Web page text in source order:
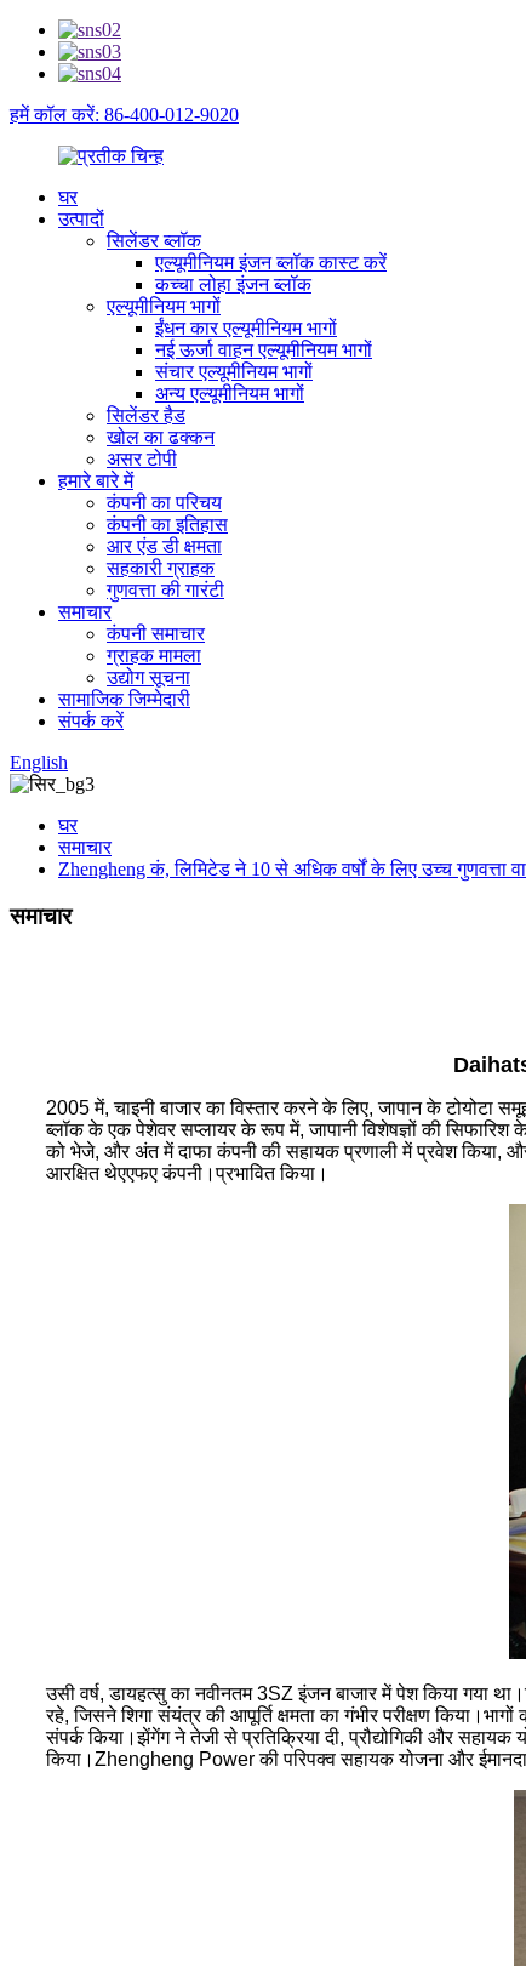
हमें कॉल करें: 86-400-012-9020
घर
उत्पादों
सिलेंडर ब्लॉक
एल्यूमीनियम इंजन ब्लॉक कास्ट करें
कच्चा लोहा इंजन ब्लॉक
एल्यूमीनियम भागों
ईंधन कार एल्यूमीनियम भागों
नई ऊर्जा वाहन एल्यूमीनियम भागों
संचार एल्यूमीनियम भागों
अन्य एल्यूमीनियम भागों
सिलेंडर हैड
खोल का ढक्कन
असर टोपी
हमारे बारे में
कंपनी का परिचय
कंपनी का इतिहास
आर एंड डी क्षमता
सहकारी ग्राहक
गुणवत्ता की गारंटी
समाचार
कंपनी समाचार
ग्राहक मामला
उद्योग सूचना
सामाजिक जिम्मेदारी
संपर्क करें
English
घर
समाचार
Zhengheng कं, लिमिटेड ने 10 से अधिक वर्षों के लिए उच्च
समाचार
2005 में, चाइनी बाजार का विस्तार करने के लिए, जापान के
ब्लॉक के एक पेशेवर सप्लायर के रूप में, जापानी विशेषज्ञों की सिफारिश
को भेजे, और अंत में दाफा कंपनी की सहायक प्रणाली में प्रवेश किया,
आरक्षित थेएएफए कंपनी।प्रभावित किया।
उसी वर्ष, डायहत्सु का नवीनतम 3SZ इंजन बाजार में पेश किया गया
रहे, जिसने शिगा संयंत्र की आपूर्ति क्षमता का गंभीर परीक्षण
संपर्क किया।झेंगेंग ने तेजी से प्रतिक्रिया दी, प्रौद्योगिकी और
किया।Zhengheng Power की परिपक्व सहायक योजना और